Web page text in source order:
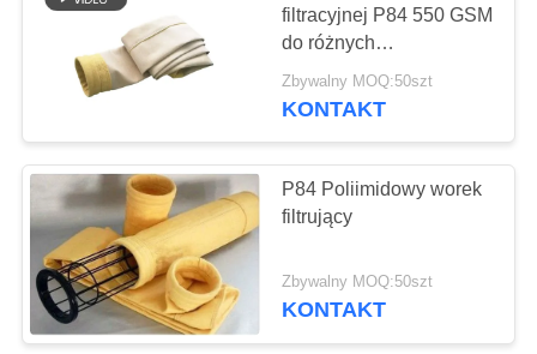
SITEMAP
PRYWATNOŚCI
Worek filtrujący z
włókna szklanego
filtracyjnej P84 550 GSM
do różnych
przemysłowych
systemów zbierania i
Zbywalny MOQ:50szt
KONTAKT
P84 Poliimidowy worek
filtrujący
Zbywalny MOQ:50szt
KONTAKT